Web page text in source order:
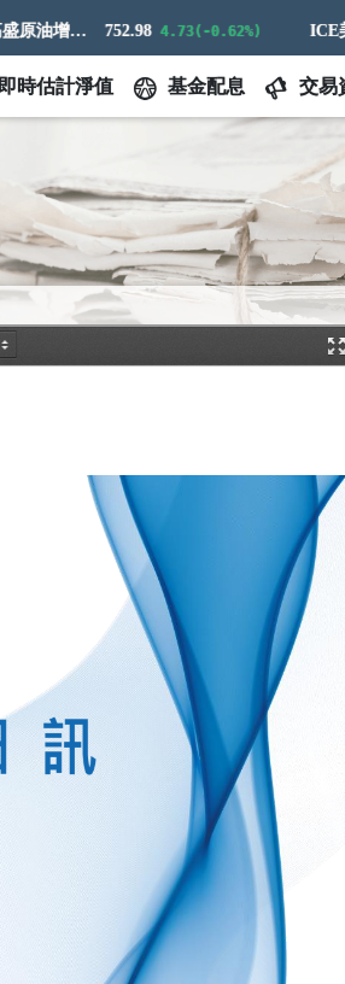
標普高盛原油增強超額回報指數 752.98 4.73(-0.62%)
即時估計淨值 基金配息 交易